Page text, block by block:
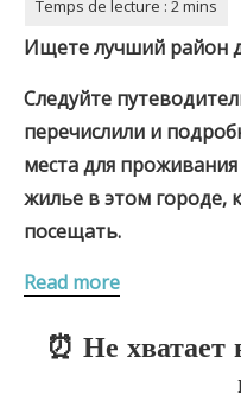
Ищете лучший район
Следуйте
перечислили и
места для
жилье в этом
посещать.
Read more
⏰ Не хватает